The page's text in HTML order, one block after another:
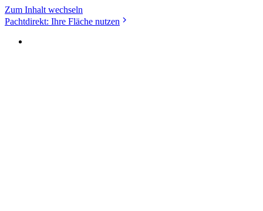
Zum Inhalt wechseln
Pachtdirekt: Ihre Fläche nutzen